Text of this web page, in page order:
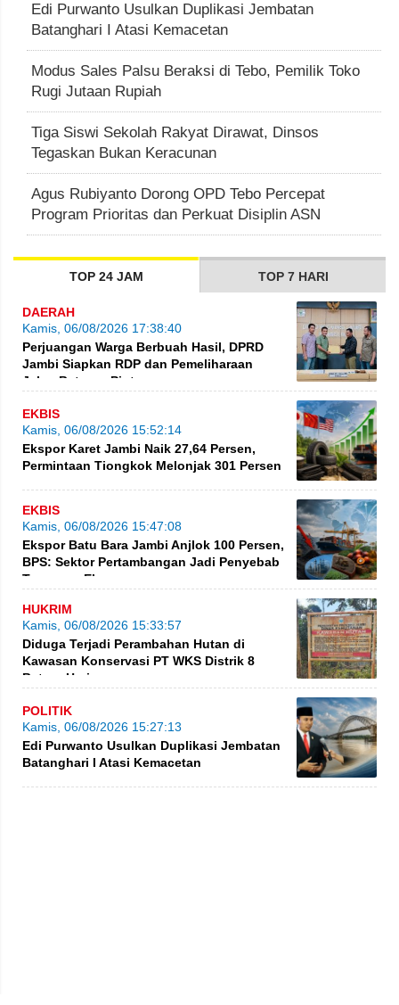
Edi Purwanto Usulkan Duplikasi Jembatan
Batanghari I Atasi Kemacetan
Modus Sales Palsu Beraksi di Tebo, Pemilik Toko
Rugi Jutaan Rupiah
Tiga Siswi Sekolah Rakyat Dirawat, Dinsos
Tegaskan Bukan Keracunan
Agus Rubiyanto Dorong OPD Tebo Percepat
Program Prioritas dan Perkuat Disiplin ASN
TOP 24 JAM TOP 7 HARI
DAERAH
Kamis, 06/08/2026 17:38:40
Perjuangan Warga Berbuah Hasil, DPRD
Jambi Siapkan RDP dan Pemeliharaan
Jalan Betung–Pintas
EKBIS
Kamis, 06/08/2026 15:52:14
Ekspor Karet Jambi Naik 27,64 Persen,
Permintaan Tiongkok Melonjak 301 Persen
EKBIS
Kamis, 06/08/2026 15:47:08
Ekspor Batu Bara Jambi Anjlok 100 Persen,
BPS: Sektor Pertambangan Jadi Penyebab
Turunnya Ekspor
HUKRIM
Kamis, 06/08/2026 15:33:57
Diduga Terjadi Perambahan Hutan di
Kawasan Konservasi PT WKS Distrik 8
BatangHari
POLITIK
Kamis, 06/08/2026 15:27:13
Edi Purwanto Usulkan Duplikasi Jembatan
Batanghari I Atasi Kemacetan